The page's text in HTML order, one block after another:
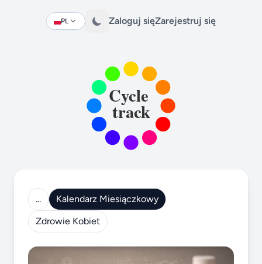
PL
Change languageZaloguj sięZarejestruj się
...
Kalendarz Miesiączkowy
Zdrowie Kobiet